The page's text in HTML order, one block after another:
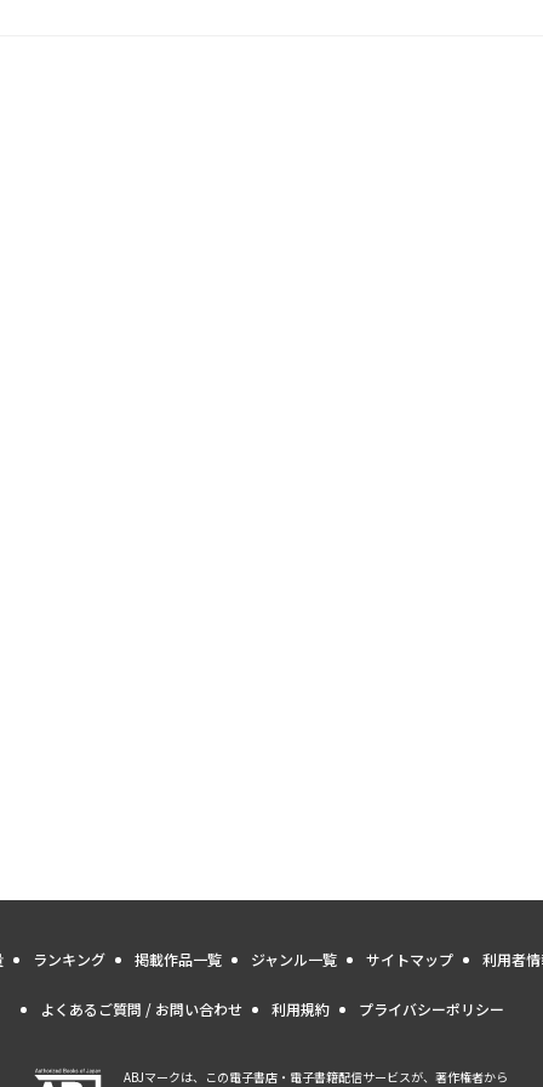
ランキング 掲載作品一覧 ジャンル一覧 サイトマップ 利用者
よくあるご質問 / お問い合わせ 利用規約 プライバシーポリシー
ABJマークは、この電子書店・電子書籍配信サービスが、著作権者から